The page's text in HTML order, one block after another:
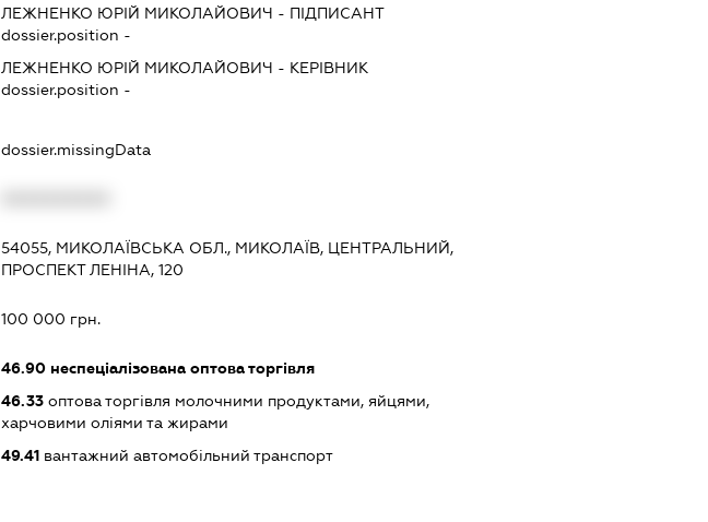
ЛЕЖНЕНКО ЮРІЙ МИКОЛАЙОВИЧ - ПІДПИСАНТ
dossier.position -
ЛЕЖНЕНКО ЮРІЙ МИКОЛАЙОВИЧ - КЕРІВНИК
dossier.position -
dossier.missingData
54055, МИКОЛАЇВСЬКА ОБЛ., МИКОЛАЇВ, ЦЕНТРАЛЬНИЙ,
ПРОСПЕКТ ЛЕНІНА, 120
100 000 грн.
46.90 неспеціалізована оптова торгівля
46.33 оптова торгівля молочними продуктами, яйцями,
харчовими оліями та жирами
49.41 вантажний автомобільний транспорт